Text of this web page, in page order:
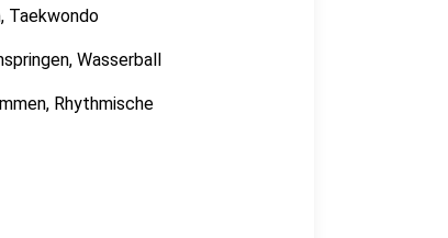
Taekwondo
Wasserball
Rhythmische